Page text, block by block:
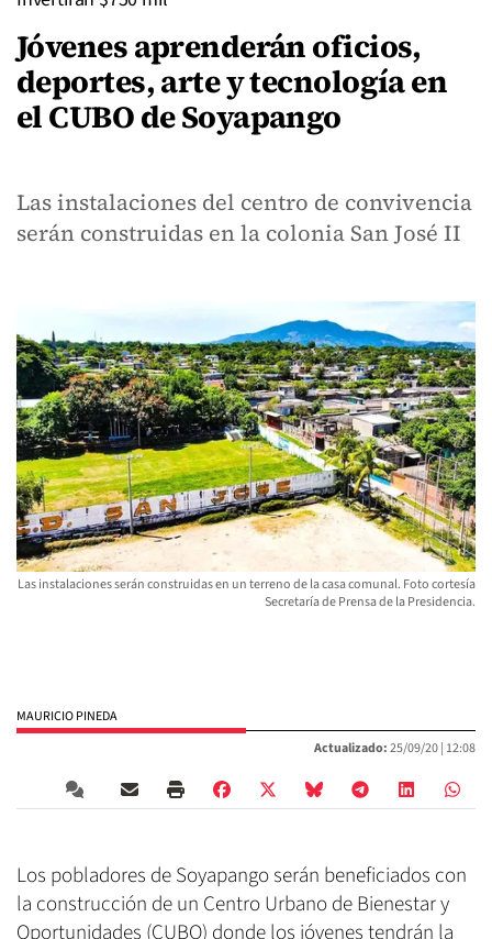
Jóvenes aprenderán oficios,
deportes, arte y tecnología en
el CUBO de Soyapango
Las instalaciones del centro de convivencia
serán construidas en la colonia San José II
Las instalaciones serán construidas en un terreno de la casa comunal. Foto cortesía
Secretaría de Prensa de la Presidencia.
MAURICIO PINEDA
Actualizado:25/09/20 | 12:08
Los pobladores de Soyapango serán beneficiados con
la construcción de un Centro Urbano de Bienestar y